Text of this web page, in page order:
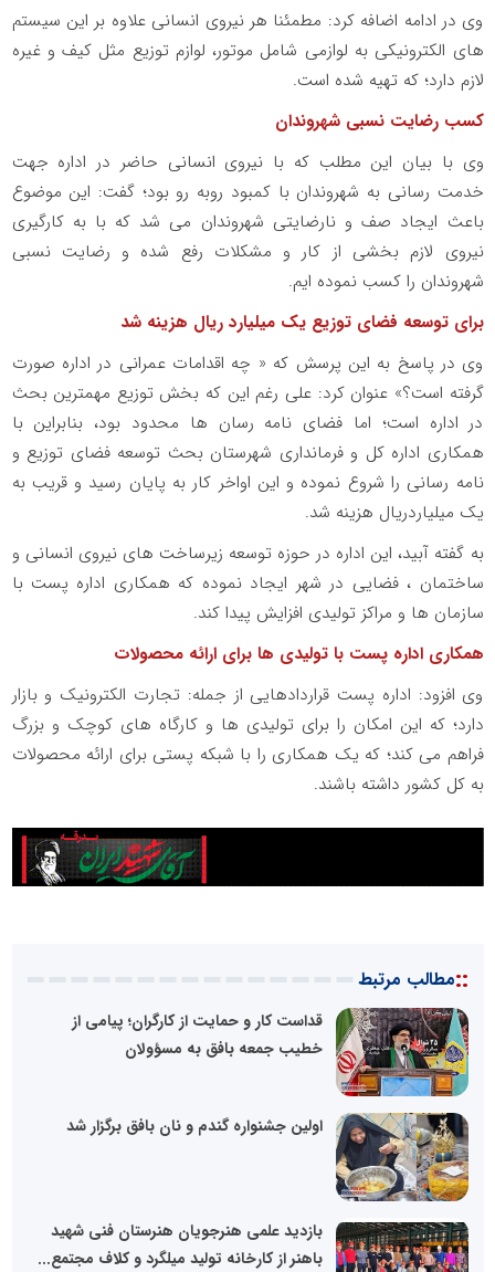
وی در ادامه اضافه کرد: مطمئنا هر نیروی انسانی علاوه بر این سیستم
های الکترونیکی به لوازمی شامل موتور، لوازم توزیع مثل کیف و غیره
لازم دارد؛ که تهیه شده است.
کسب رضایت نسبی شهروندان
وی با بیان این مطلب که با نیروی انسانی حاضر در اداره جهت
خدمت رسانی به شهروندان با کمبود روبه رو بود؛ گفت: این موضوع
باعث ایجاد صف و نارضایتی شهروندان می شد که با به کارگیری
نیروی لازم بخشی از کار و مشکلات رفع شده و رضایت نسبی
شهروندان را کسب نموده ایم.
برای توسعه فضای توزیع یک میلیارد ریال هزینه شد
وی در پاسخ به این پرسش که « چه اقدامات عمرانی در اداره صورت
گرفته است؟» عنوان کرد: علی رغم این که بخش توزیع مهمترین بحث
در اداره است؛ اما فضای نامه رسان ها محدود بود، بنابراین با
همکاری اداره کل و فرمانداری شهرستان بحث توسعه فضای توزیع و
نامه رسانی را شروع نموده و این اواخر کار به پایان رسید و قریب به
یک میلیاردریال هزینه شد.
به گفته آبید، این اداره در حوزه توسعه زیرساخت های نیروی انسانی و
ساختمان ، فضایی در شهر ایجاد نموده که همکاری اداره پست با
سازمان ها و مراکز تولیدی افزایش پیدا کند.
همکاری اداره پست با تولیدی ها برای ارائه محصولات
وی افزود: اداره پست قراردادهایی از جمله: تجارت الکترونیک و بازار
دارد؛ که این امکان را برای تولیدی ها و کارگاه های کوچک و بزرگ
فراهم می کند؛ که یک همکاری را با شبکه پستی برای ارائه محصولات
به کل کشور داشته باشند.
::مطالب مرتبط
قداست کار و حمایت از کارگران؛ پیامی از
خطیب جمعه بافق به مسؤولان
اولین جشنواره گندم و نان بافق برگزار شد
بازدید علمی هنرجویان هنرستان فنی شهید
باهنر از کارخانه تولید میلگرد و کلاف مجتمع...